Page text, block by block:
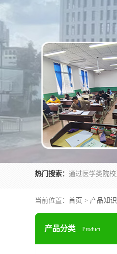
热门搜索：
当前位置： 首页 > 产品知识
产品分类 Product